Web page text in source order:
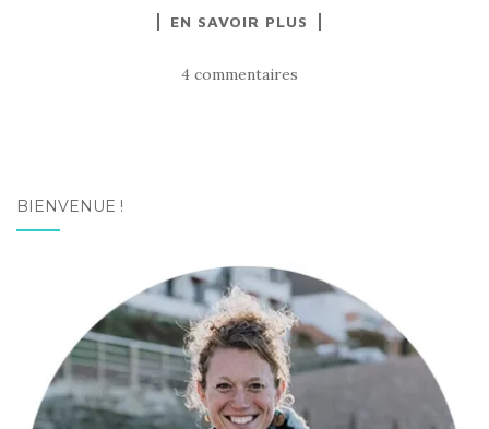
EN SAVOIR PLUS
4 commentaires
BIENVENUE !